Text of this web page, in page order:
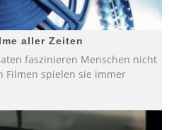
aller Zeiten
faszinieren Menschen nicht
Filmen spielen sie immer